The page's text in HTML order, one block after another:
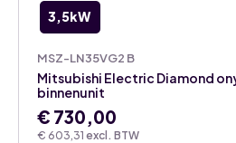
3,5kW
MSZ-LN35VG2 B
€ 603,31 excl. BTW
Mitsubishi Electric Diamond
binnenunit
€ 730,00